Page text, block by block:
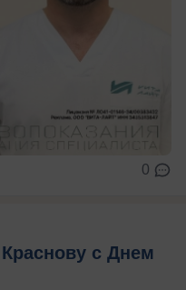
0
с Днем